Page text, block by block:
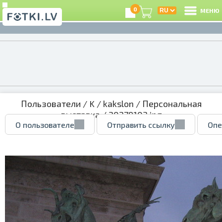
0 МЕНЮ
Пользователи / K / kakslon / Персональная
выставка/ 20279103.jpg
О пользователе Отправить ссылку